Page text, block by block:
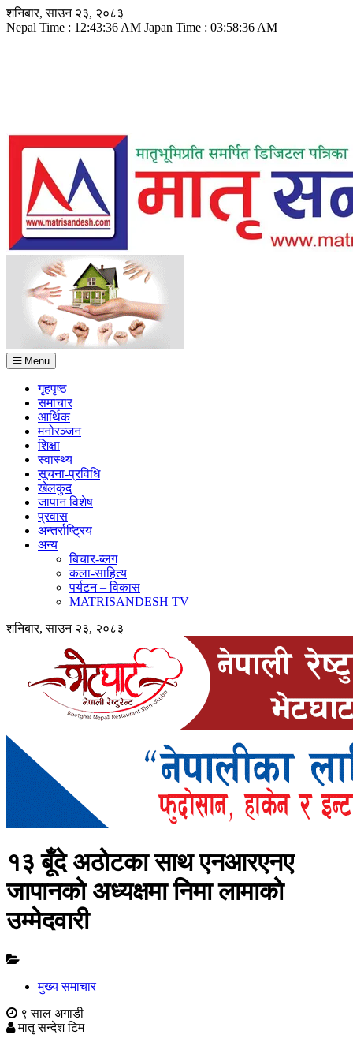
Skip
to
शनिबार, साउन २३, २०८३
Nepal Time : 12:43:37 AM Japan Time : 03:58:37 AM
Menu
गृहपृष्ठ
समाचार
आर्थिक
मनोरञ्जन
शिक्षा
स्वास्थ्य
सूचना-प्रविधि
खेलकुद
जापान विशेष
प्रवास
अन्तर्राष्ट्रिय
अन्य
बिचार-ब्लग
कला-साहित्य
पर्यटन – विकास
MATRISANDESH TV
शनिबार, साउन २३, २०८३
१३ बूँदे अठोटका साथ एनआरएनए
जापानको अध्यक्षमा निमा लामाको
उम्मेदवारी
मुख्य समाचार
९ साल अगाडी
मातृ सन्देश टिम